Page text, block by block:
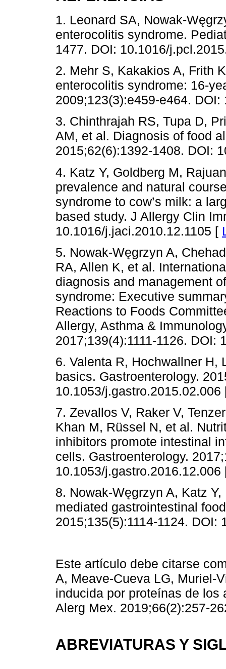
1. Leonard SA, Nowak-
enterocolitis syndrome.
1477. DOI: 10.1016/
2. Mehr S, Kakakios A, Frith
enterocolitis syndrome: 16-
2009;123(3):e459-e464.
3. Chinthrajah RS, Tupa D,
AM, et al. Diagnosis of food
2015;62(6):1392-1408. DOI:
4. Katz Y, Goldberg M,
prevalence and natural
syndrome to cow’s milk: a
based study. J Allergy Clin
10.1016/j.jaci.2010.12.1105 [
5. Nowak-Węgrzyn A,
RA, Allen K, et al.
diagnosis and management
syndrome: Executive
Reactions to Foods
Allergy, Asthma &
2017;139(4):1111-1126.
6. Valenta R, Hochwallner H,
basics. Gastroenterology.
10.1053/
7. Zevallos V, Raker V,
Khan M, Rüssel N, et al.
inhibitors promote intestinal
cells. Gastroenterology.
10.1053/
8. Nowak-Węgrzyn A, Katz
mediated gastrointestinal
2015;135(5):1114-1124.
Este artículo debe citarse
A, Meave-Cueva LG, Muriel-
inducida por proteínas de los
Alerg Mex. 2019;66(2):257-
ABREVIATURAS Y